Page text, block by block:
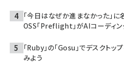
「今日はなぜか進まなかった」
OSS「Preflight」がAIコーディ
「Ruby」の「Gosu」でデスクトッ
みよう